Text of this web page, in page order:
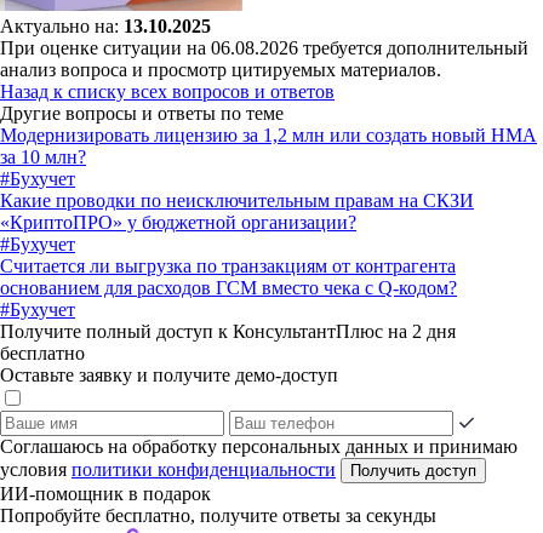
Актуально на: 13.10.2025
При оценке ситуации на 06.08.2026 требуется дополнительный
анализ вопроса и просмотр цитируемых материалов.
Назад к списку всех вопросов и ответов
Другие вопросы и ответы по теме
Модернизировать лицензию за 1,2 млн или создать новый НМА
за 10 млн?
#Бухучет
Какие проводки по неисключительным правам на СКЗИ
«КриптоПРО» у бюджетной организации?
#Бухучет
Считается ли выгрузка по транзакциям от контрагента
основанием для расходов ГСМ вместо чека с Q-кодом?
#Бухучет
Получите полный доступ к КонсультантПлюс на 2 дня
бесплатно
Оставьте заявку и получите демо-доступ
Соглашаюсь на обработку персональных данных и принимаю
условия политики конфиденциальности Получить доступ
ИИ-помощник в подарок
Попробуйте бесплатно, получите ответы за секунды